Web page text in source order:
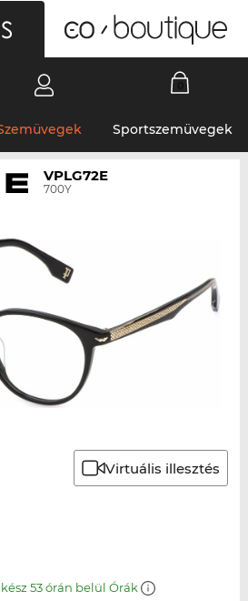
Sportszemüvegek
VPLG72E
700Y
Virtuális illesztés
53 órán belül Órák